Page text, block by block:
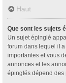
Haut
Que sont les sujets
Un sujet épinglé
forum dans lequel il
importantes et vous
annonces et les
épinglés dépend des